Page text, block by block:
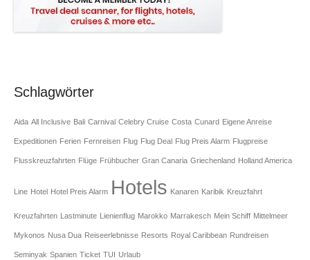
Schlagwörter
Aida All Inclusive Bali Carnival Celebry Cruise Costa Cunard Eigene Anreise
Expeditionen Ferien Fernreisen Flug Flug Deal Flug Preis Alarm Flugpreise
Flusskreuzfahrten Flüge Frühbucher Gran Canaria Griechenland Holland America
Line Hotel Hotel Preis Alarm Hotels Kanaren Karibik Kreuzfahrt
Kreuzfahrten Lastminute Lienienflug Marokko Marrakesch Mein Schiff Mittelmeer
Mykonos Nusa Dua Reiseerlebnisse Resorts Royal Caribbean Rundreisen
Seminyak Spanien Ticket TUI Urlaub